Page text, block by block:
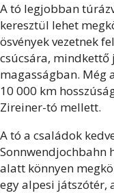
A tó legjobban
keresztül lehet
ösvények vezetnek
csúcsára,
magasságban. Még
10 000 km
Zireiner-tó mellett.
A tó a családok
Sonnwendjochbahn
alatt könnyen
egy alpesi játszótér,